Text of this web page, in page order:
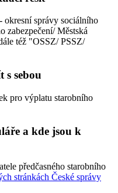
okresní správy sociálního
zabezpečení/ Městská
též "OSSZ/ PSSZ/
s sebou
pro výplatu starobního
a kde jsou k
předčasného starobního
stránkách České správy